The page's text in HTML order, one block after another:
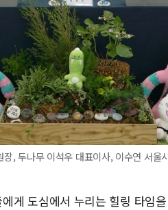
, 두나무 이석우 대표이사, 이수연 서울
게 도심에서 누리는 힐링 타임